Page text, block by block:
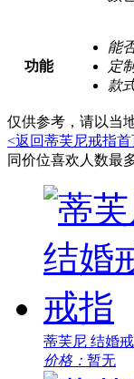
功能
能
定
款
仅供参考，请以当
<返回蒂芙尼戒指首
同价位喜欢人数最
蒂芙尼 结婚
价格： 暂无